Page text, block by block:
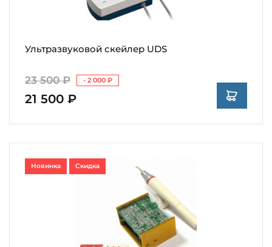
Ультразвуковой скейлер UDS
23 500 ₽ - 2 000 ₽
21 500 ₽
Новинка Скидка